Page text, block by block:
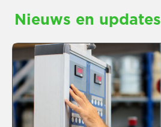
Nieuws en updates